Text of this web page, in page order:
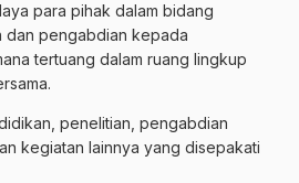
para pihak dalam bidang
dan pengabdian kepada
tertuang dalam ruang lingkup
penelitian, pengabdian
kegiatan lainnya yang disepakati